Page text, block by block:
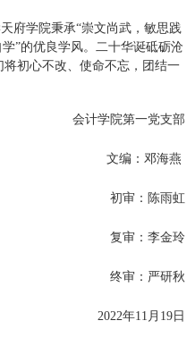
府学院秉承“崇文尚武，敏思践
”的优良学风。二十华诞砥砺沧
初心不改、使命不忘，团结一
会计学院第一党支部
文编：邓海燕
初审：陈雨虹
复审：李金玲
终审：严研秋
2022年11月19日